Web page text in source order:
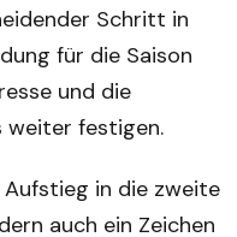
Schritt in
für die Saison
und die
weiter festigen.
in die zweite
auch ein Zeichen